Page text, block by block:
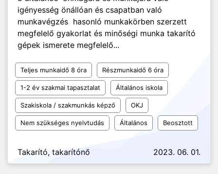
igényesség önállóan és csapatban való
munkavégzés hasonló munkakörben szerzett
megfelelő gyakorlat és minőségi munka takarító
gépek ismerete megfelelő...
Teljes munkaidő 8 óra Részmunkaidő 6 óra
1-2 év szakmai tapasztalat Általános iskola
Szakiskola / szakmunkás képző OKJ
Nem szükséges nyelvtudás Általános Beosztott
Takarító, takarítónő 2023. 06. 01.